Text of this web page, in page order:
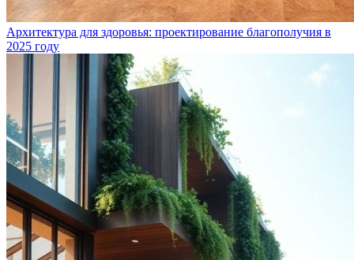
Архитектура для здоровья: проектирование благополучия в
2025 году